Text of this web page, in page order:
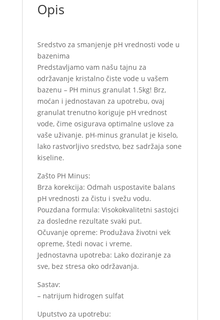
Opis
Sredstvo za smanjenje pH vrednosti vode u
bazenima
Predstavljamo vam našu tajnu za
održavanje kristalno čiste vode u vašem
bazenu – PH minus granulat 1.5kg! Brz,
moćan i jednostavan za upotrebu, ovaj
granulat trenutno koriguje pH vrednost
vode, čime osigurava optimalne uslove za
vaše uživanje. pH-minus granulat je kiselo,
lako rastvorljivo sredstvo, bez sadržaja sone
kiseline.
Zašto PH Minus:
Brza korekcija: Odmah uspostavite balans
pH vrednosti za čistu i svežu vodu.
Pouzdana formula: Visokokvalitetni sastojci
za dosledne rezultate svaki put.
Očuvanje opreme: Produžava životni vek
opreme, štedi novac i vreme.
Jednostavna upotreba: Lako doziranje za
sve, bez stresa oko održavanja.
Sastav:
– natrijum hidrogen sulfat
Uputstvo za upotrebu: